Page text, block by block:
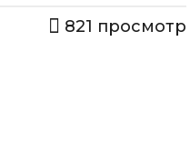
821 просмотр